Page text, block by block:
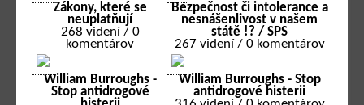
Zákony, které se
neuplatňují
268 videní / 0
komentárov
Bezpečnost či intolerance a
nesnášenlivost v našem
státě !? / SPS
267 videní / 0 komentárov
William Burroughs -
Stop antidrogové
William Burroughs - Stop
antidrogové histerii